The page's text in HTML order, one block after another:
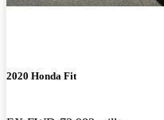
2020 Honda Fit